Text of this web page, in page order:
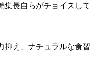
集長自らがチョイスして
抑え、ナチュラルな食習